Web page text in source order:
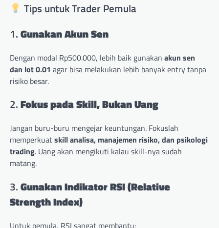
Tips untuk Trader Pemula
1.Gunakan Akun Sen
Dengan modal Rp500.000, lebih baik gunakan akun sen
dan lot 0.01 agar bisa melakukan lebih banyak entry tanpa
risiko besar.
2.Fokus pada Skill, Bukan Uang
Jangan buru-buru mengejar keuntungan. Fokuslah
memperkuatskill analisa, manajemen risiko, dan psikologi
trading. Uang akan mengikuti kalau skill-nya sudah
matang.
3.Gunakan Indikator RSI (Relative
Strength Index)
Untuk pemula, RSI sangat membantu: